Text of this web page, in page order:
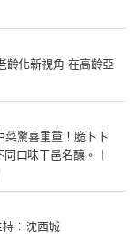
齡化新視角 在高齡亞
菜驚喜重重！脆卜卜
口味干邑名釀。︱
持：沈西城